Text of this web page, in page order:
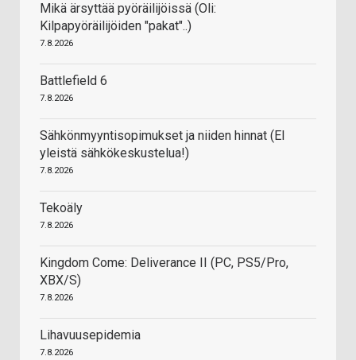
Mikä ärsyttää pyöräilijöissä (Oli:
Kilpapyöräilijöiden "pakat"..)
7.8.2026
Battlefield 6
7.8.2026
Sähkönmyyntisopimukset ja niiden hinnat (EI
yleistä sähkökeskustelua!)
7.8.2026
Tekoäly
7.8.2026
Kingdom Come: Deliverance II (PC, PS5/Pro,
XBX/S)
7.8.2026
Lihavuusepidemia
7.8.2026